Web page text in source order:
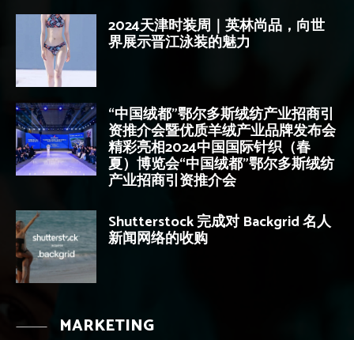
2024天津时装周｜英林尚品，向世
界展示晋江泳装的魅力
“中国绒都”鄂尔多斯绒纺产业招商引
资推介会暨优质羊绒产业品牌发布会
精彩亮相2024中国国际针织（春
夏）博览会“中国绒都”鄂尔多斯绒纺
产业招商引资推介会
Shutterstock 完成对 Backgrid 名人
新闻网络的收购
MARKETING